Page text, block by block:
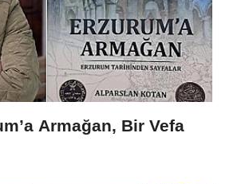
Armağan, Bir Vefa